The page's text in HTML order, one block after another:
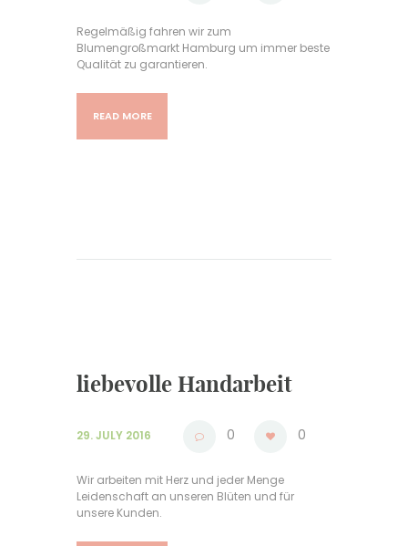
Regelmäßig fahren wir zum
Blumengroßmarkt Hamburg um immer beste
Qualität zu garantieren.
READ MORE
liebevolle Handarbeit
29. JULY 2016 0 0
Wir arbeiten mit Herz und jeder Menge
Leidenschaft an unseren Blüten und für
unsere Kunden.